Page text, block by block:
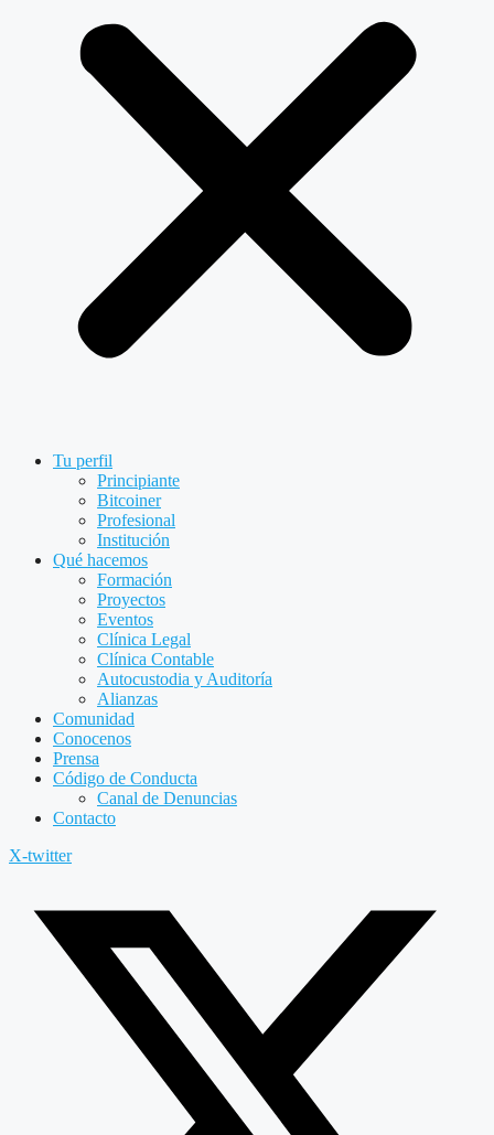
Tu perfil
Principiante
Bitcoiner
Profesional
Institución
Qué hacemos
Formación
Proyectos
Eventos
Clínica Legal
Clínica Contable
Autocustodia y Auditoría
Alianzas
Comunidad
Conocenos
Prensa
Código de Conducta
Canal de Denuncias
Contacto
X-twitter